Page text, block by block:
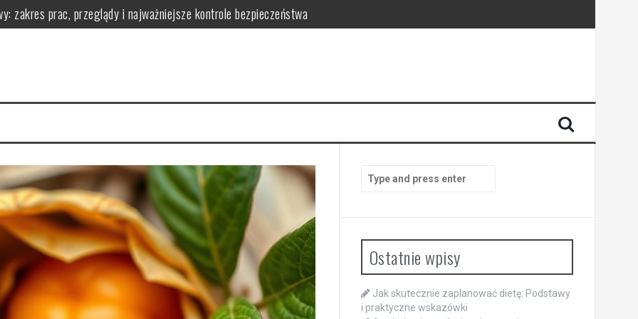
zakres prac, przeglądy i najważniejsze kontrole bezpieczeństwa
zarządzać dla zdrowia
zdrowotnymi
for:
Ostatnie wpisy
Jak skutecznie zaplanować dietę: Podstawy
i praktyczne wskazówki